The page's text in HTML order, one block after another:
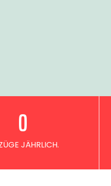
JÄHRLICH.
0